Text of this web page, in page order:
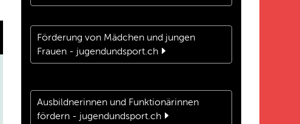
Förderung von Mädchen und jungen
Frauen - jugendundsport.ch
Ausbildnerinnen und Funktionärinnen
fördern - jugendundsport.ch